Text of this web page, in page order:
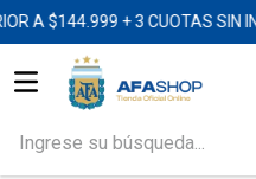
A $144.999 + 3 CUOTAS SIN